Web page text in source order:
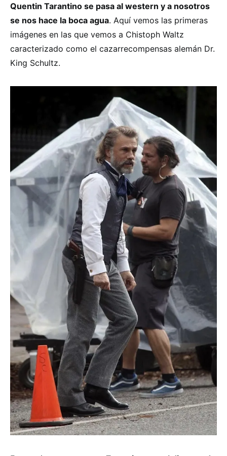
Quentin Tarantino se pasa al western y a nosotros
se nos hace la boca agua. Aquí vemos las primeras
imágenes en las que vemos a Chistoph Waltz
caracterizado como el cazarrecompensas alemán Dr.
King Schultz.